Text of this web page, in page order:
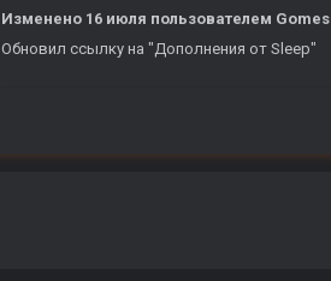
Изменено 16 июля пользователем Gomes
Обновил ссылку на "Дополнения от Sleep"